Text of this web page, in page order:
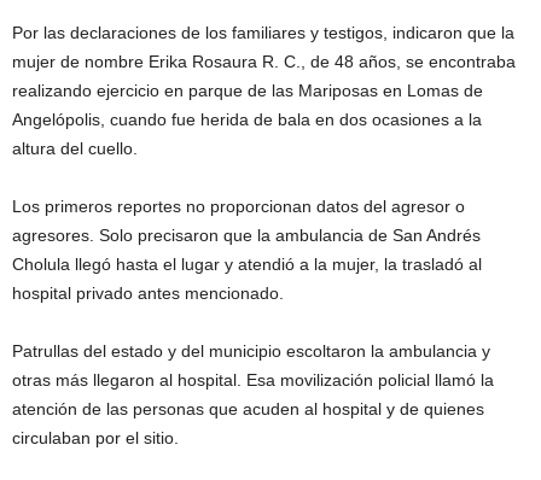
Por las declaraciones de los familiares y testigos, indicaron que la
mujer de nombre Erika Rosaura R. C., de 48 años, se encontraba
realizando ejercicio en parque de las Mariposas en Lomas de
Angelópolis, cuando fue herida de bala en dos ocasiones a la
altura del cuello.
Los primeros reportes no proporcionan datos del agresor o
agresores. Solo precisaron que la ambulancia de San Andrés
Cholula llegó hasta el lugar y atendió a la mujer, la trasladó al
hospital privado antes mencionado.
Patrullas del estado y del municipio escoltaron la ambulancia y
otras más llegaron al hospital. Esa movilización policial llamó la
atención de las personas que acuden al hospital y de quienes
circulaban por el sitio.